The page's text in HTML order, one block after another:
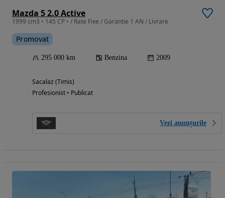
Mazda 5 2.0 Active
1999 cm3 • 145 CP • / Rate Fixe / Garantie 1 AN / Livrare
Promovat
295 000 km Benzina 2009
Sacalaz (Timis)
Profesionist • Publicat
Vezi anunțurile